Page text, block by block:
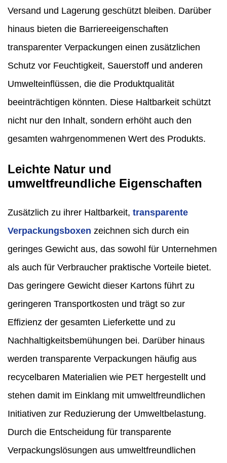
Versand und Lagerung geschützt bleiben. Darüber
hinaus bieten die Barriereeigenschaften
transparenter Verpackungen einen zusätzlichen
Schutz vor Feuchtigkeit, Sauerstoff und anderen
Umwelteinflüssen, die die Produktqualität
beeinträchtigen könnten. Diese Haltbarkeit schützt
nicht nur den Inhalt, sondern erhöht auch den
gesamten wahrgenommenen Wert des Produkts.
Leichte Natur und
umweltfreundliche Eigenschaften
Zusätzlich zu ihrer Haltbarkeit, transparente
Verpackungsboxen zeichnen sich durch ein
geringes Gewicht aus, das sowohl für Unternehmen
als auch für Verbraucher praktische Vorteile bietet.
Das geringere Gewicht dieser Kartons führt zu
geringeren Transportkosten und trägt so zur
Effizienz der gesamten Lieferkette und zu
Nachhaltigkeitsbemühungen bei. Darüber hinaus
werden transparente Verpackungen häufig aus
recycelbaren Materialien wie PET hergestellt und
stehen damit im Einklang mit umweltfreundlichen
Initiativen zur Reduzierung der Umweltbelastung.
Durch die Entscheidung für transparente
Verpackungslösungen aus umweltfreundlichen